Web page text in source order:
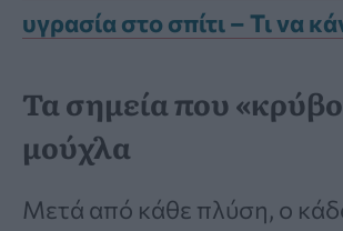
υγρασία στο σπίτι – Τι να
Τα σημεία που
μούχλα
Μετά από κάθε πλύση, ο